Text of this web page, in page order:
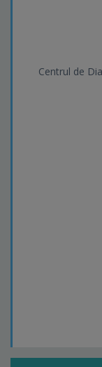
Centrul de